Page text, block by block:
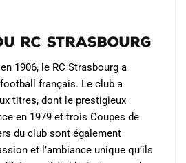
RC Strasbourg
1906, le RC Strasbourg a
français. Le club a
titres, dont le prestigieux
en 1979 et trois Coupes de
du club sont également
et l’ambiance unique qu’ils